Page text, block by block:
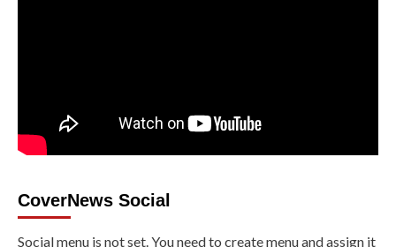
CoverNews Social
Social menu is not set. You need to create menu and assign it